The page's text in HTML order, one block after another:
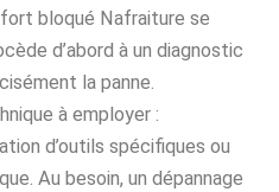
bloqué Nafraiture se
d’abord à un diagnostic
la panne.
à employer :
d’outils spécifiques ou
Au besoin, un dépannage